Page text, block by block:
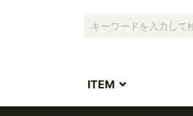
ITEM